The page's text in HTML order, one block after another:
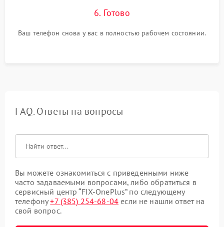
6. Готово
Ваш телефон снова у вас в полностью рабочем состоянии.
FAQ. Ответы на вопросы
Вы можете ознакомиться с приведенными ниже
часто задаваемыми вопросами, либо обратиться в
сервисный центр “FIX-OnePlus” по следующему
телефону+7 (385) 254-68-04 если не нашли ответ на
свой вопрос.